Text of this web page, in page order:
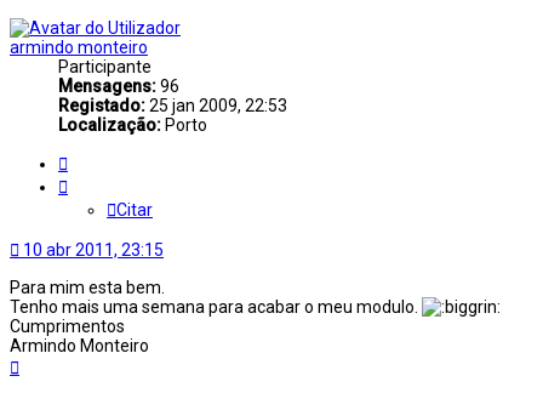
armindo monteiro
Participante
Mensagens:96
Registado:25 jan 2009, 22:53
Localização: Porto
Citar
10 abr 2011, 23:15
Para mim esta bem.
Tenho mais uma semana para acabar o meu modulo.
Cumprimentos
Armindo Monteiro